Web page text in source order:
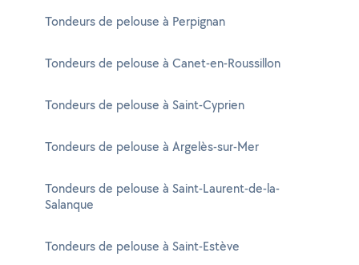
Tondeurs de pelouse à Perpignan
Tondeurs de pelouse à Canet-en-Roussillon
Tondeurs de pelouse à Saint-Cyprien
Tondeurs de pelouse à Argelès-sur-Mer
Tondeurs de pelouse à Saint-Laurent-de-la-
Salanque
Tondeurs de pelouse à Saint-Estève